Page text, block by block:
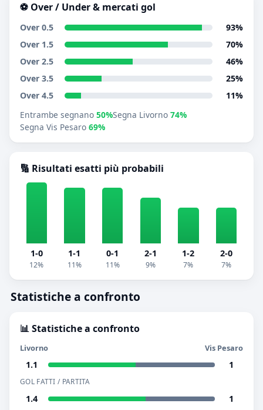
⚽ Over / Under & mercati gol
Over 0.5
93%
Over 1.5
70%
Over 2.5
46%
Over 3.5
25%
Over 4.5
11%
Entrambe segnano 50%Segna Livorno 74%
Segna Vis Pesaro 69%
🔢 Risultati esatti più probabili
1-0
12%
1-1
11%
0-1
11%
2-1
9%
1-2
7%
2-0
7%
Statistiche a confronto
📊 Statistiche a confronto
Livorno Vis Pesaro
1.1 1
GOL FATTI / PARTITA
1.4 1